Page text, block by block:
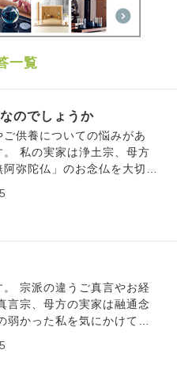
一覧
のでしょうか
供養についての悩みがあ
母方
弥陀仏」のお念仏を大切に
家を離れ、一人暮らしをし
家系図を作るようになって
より強くなっていきまし
ませるようになりました。
エゴ（自力や欲）が肥大化
宗派の違うご真言やお経
かった私を気にかけてく
おんかかかびさんまえいそ
合わせるように教えてもら